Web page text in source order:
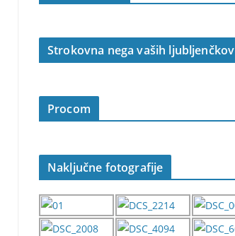
Strokovna nega vaših ljubljenčkov
Procom
Naključne fotografije